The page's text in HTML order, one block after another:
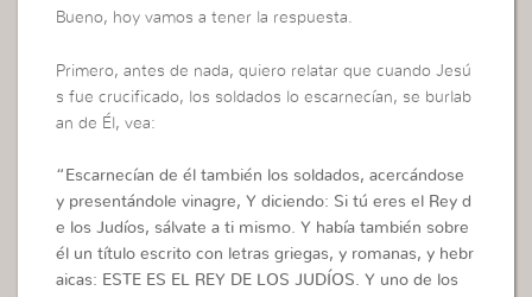
Bueno, hoy vamos a tener la respuesta.
Primero, antes de nada, quiero relatar que cuando Jesú
s fue crucificado, los soldados lo escarnecían, se burlab
an de Él, vea:
“ Escarnecían de él también los soldados, acercándose
y presentándole vinagre, Y diciendo: Si tú eres el Rey d
e los Judíos, sálvate a ti mismo. Y había también sobre
él un título escrito con letras griegas, y romanas, y hebr
aicas: ESTE ES EL REY DE LOS JUDÍOS. Y uno de los